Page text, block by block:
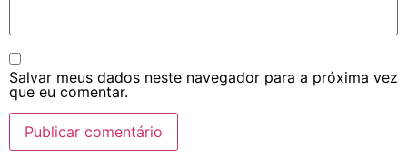
Salvar meus dados neste navegador para a próxima vez
que eu comentar.